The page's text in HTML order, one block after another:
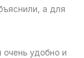
а для
удобно и